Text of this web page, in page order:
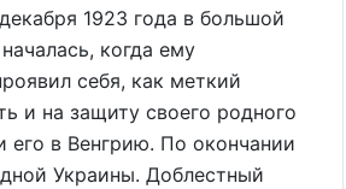
1923 года в большой
когда ему
себя, как меткий
и на защиту своего родного
его в Венгрию. По окончании
Украины. Доблестный